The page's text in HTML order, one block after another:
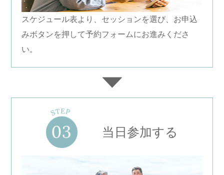
スケジュール表より、セッションを選び、お申込
みボタンを押して予約フォームにお進みくださ
い。
当日参加する